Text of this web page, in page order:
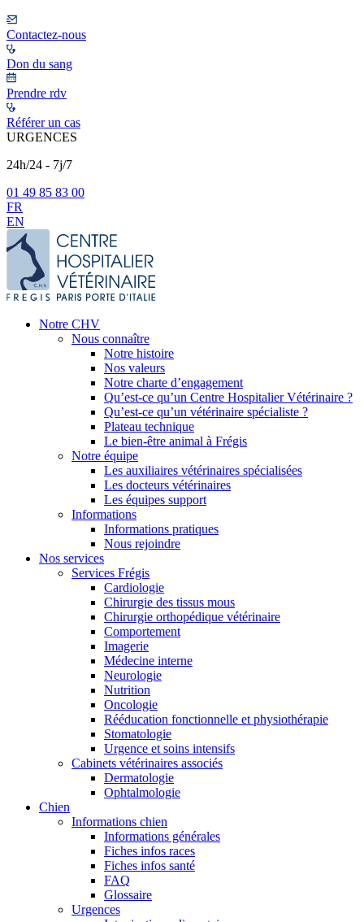
Contactez-nous
Don du sang
Prendre rdv
Référer un cas
URGENCES
24h/24 - 7j/7
01 49 85 83 00
FR
EN
Notre CHV
Nous connaître
Notre histoire
Nos valeurs
Notre charte d’engagement
Qu’est-ce qu’un Centre Hospitalier Vétérinaire ?
Qu’est-ce qu’un vétérinaire spécialiste ?
Plateau technique
Le bien-être animal à Frégis
Notre équipe
Les auxiliaires vétérinaires spécialisées
Les docteurs vétérinaires
Les équipes support
Informations
Informations pratiques
Nous rejoindre
Nos services
Services Frégis
Cardiologie
Chirurgie des tissus mous
Chirurgie orthopédique vétérinaire
Comportement
Imagerie
Médecine interne
Neurologie
Nutrition
Oncologie
Rééducation fonctionnelle et physiothérapie
Stomatologie
Urgence et soins intensifs
Cabinets vétérinaires associés
Dermatologie
Ophtalmologie
Chien
Informations chien
Informations générales
Fiches infos races
Fiches infos santé
FAQ
Glossaire
Urgences